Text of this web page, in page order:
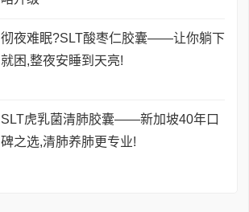
彻夜难眠?SLT酸枣仁胶囊——让你躺下
就困,整夜安睡到天亮!
SLT虎乳菌清肺胶囊——新加坡40年口
碑之选,清肺养肺更专业!